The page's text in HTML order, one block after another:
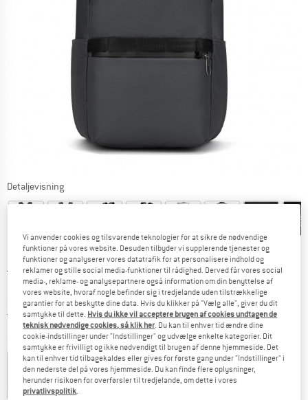
Detaljevisning
Original pris :
189,95€
Pris:
161,46€ inkl. moms.
KR1.207,01
Gratis forsendelse(DK)Danmark. Oplysninger om
Farve:Slate
15% 15%
Vi anvender cookies og tilsvarende teknologier for at sikre de nødvendige
funktioner på vores website. Desuden tilbyder vi supplerende tjenester og
funktioner og analyserer vores datatrafik for at personalisere indhold og
reklamer og stille social media-funktioner til rådighed. Derved får vores social
media-, reklame- og analysepartnere også information om din benyttelse af
vores website, hvoraf nogle befinder sig i tredjelande uden tilstrækkelige
garantier for at beskytte dine data. Hvis du klikker på "Vælg alle", giver du dit
samtykke til dette. Hvis du ikke vil acceptere brugen af cookies undtagen de
teknisk nødvendige cookies, så klik her . Du kan til enhver tid ændre dine
cookie-indstillinger under "Indstillinger" og udvælge enkelte kategorier. Dit
samtykke er frivilligt og ikke nødvendigt til brugen af denne hjemmeside. Det
kan til enhver tid tilbagekaldes eller gives for første gang under "Indstillinger" i
den nederste del på vores hjemmeside. Du kan finde flere oplysninger,
herunder risikoen for overførsler til tredjelande, om dette i vores
privatlivspolitik